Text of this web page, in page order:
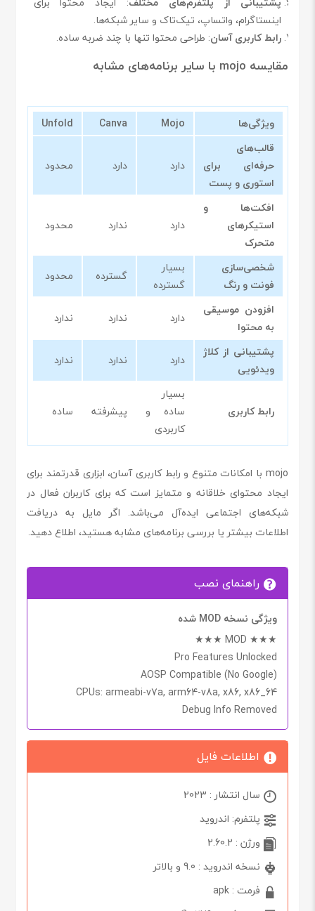
اینستاگرام، واتساپ، تیک‌تاک و سایر شبکه‌ها.
رابط کاربری آسان: طراحی محتوا تنها با چند ضربه ساده.
مقایسه mojo با سایر برنامه‌های مشابه
ویژگی‌ها Mojo
Canva
Unfold
قالب‌های
حرفه‌ای برای
استوری و پست
دارد دارد محدود
افکت‌ها و
استیکرهای
متحرک
دارد ندارد محدود
شخصی‌سازی
فونت و رنگ
بسیار
گسترده
گسترده
محدود
افزودن موسیقی
به محتوا
دارد ندارد
ندارد
پشتیبانی از کلاژ
ویدئویی
دارد ندارد ندارد
رابط کاربری
بسیار
ساده و
کاربردی
پیشرفته ساده
mojo با امکانات متنوع و رابط کاربری آسان، ابزاری قدرتمند برای
ایجاد محتوای خلاقانه و متمایز است که برای کاربران فعال در
شبکه‌های اجتماعی ایده‌آل می‌باشد. اگر مایل به دریافت
اطلاعات بیشتر یا بررسی برنامه‌های مشابه هستید، اطلاع دهید.
راهنمای نصب
ویژگی نسخه MOD شده
★★★ MOD ★★★
Pro Features Unlocked
AOSP Compatible (No Google)
CPUs: armeabi-v7a, arm64-v8a, x86, x86_64
Debug Info Removed
اطلاعات فایل
سال انتشار : 2023
پلتفرم: اندروید
ورژن : 2.60.2
نسخه اندروید : 9.0 و بالاتر
فرمت : apk